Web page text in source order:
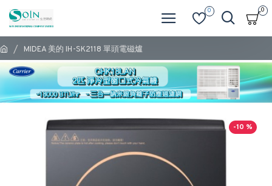
0 0
MIDEA 美的 IH-SK2118 單頭電磁爐
-10 %